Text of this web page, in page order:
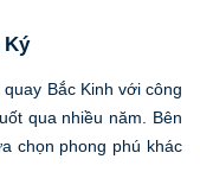
Ký
Bắc Kinh với công
qua nhiều năm. Bên
chọn phong phú khác